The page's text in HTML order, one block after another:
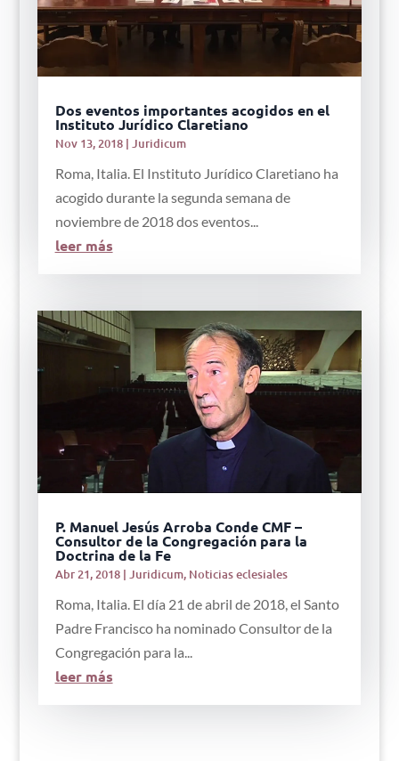
Dos eventos importantes acogidos en el
Instituto Jurídico Claretiano
Nov 13, 2018| Juridicum
Roma, Italia. El Instituto Jurídico Claretiano ha
acogido durante la segunda semana de
noviembre de 2018 dos eventos...
leer más
P. Manuel Jesús Arroba Conde CMF –
Consultor de la Congregación para la
Doctrina de la Fe
Abr 21, 2018| Juridicum, Noticias eclesiales
Roma, Italia. El día 21 de abril de 2018, el Santo
Padre Francisco ha nominado Consultor de la
Congregación para la...
leer más